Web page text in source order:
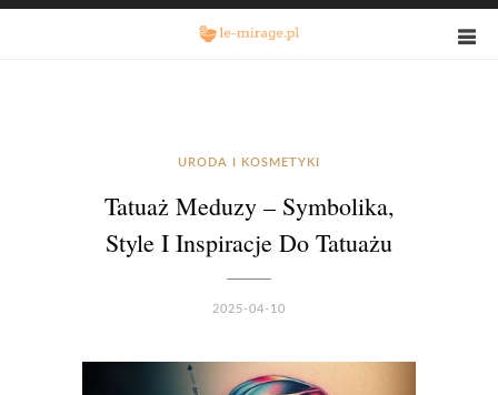
URODA I KOSMETYKI
Tatuaż Meduzy – Symbolika,
Style I Inspiracje Do Tatuażu
2025-04-10